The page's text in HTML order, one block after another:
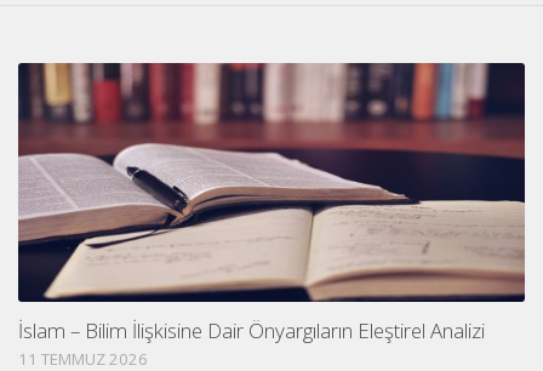
İslam – Bilim İlişkisine Dair Önyargıların Eleştirel Analizi
11 TEMMUZ 2026